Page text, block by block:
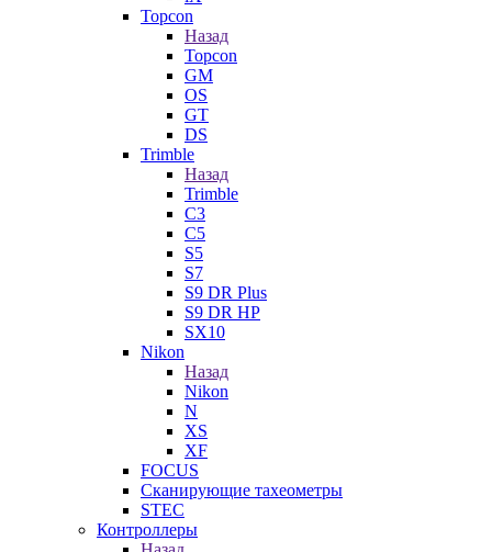
Topcon
Назад
Topcon
GM
OS
GT
DS
Trimble
Назад
Trimble
C3
C5
S5
S7
S9 DR Plus
S9 DR HP
SX10
Nikon
Назад
Nikon
N
XS
XF
FOCUS
Сканирующие тахеометры
STEC
Контроллеры